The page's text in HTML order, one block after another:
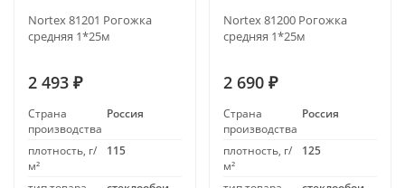
Nortex 81201 Рогожка
средняя 1*25м
2 493 ₽
Страна
производства
Россия
плотность, г/
м²
115
Nortex 81200 Рогожка
средняя 1*25м
2 690 ₽
Страна
производства
Россия
плотность, г/
м²
125